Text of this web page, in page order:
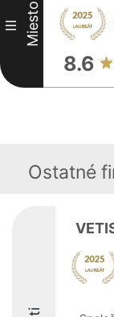
III Miesto
8.6
Ostatné